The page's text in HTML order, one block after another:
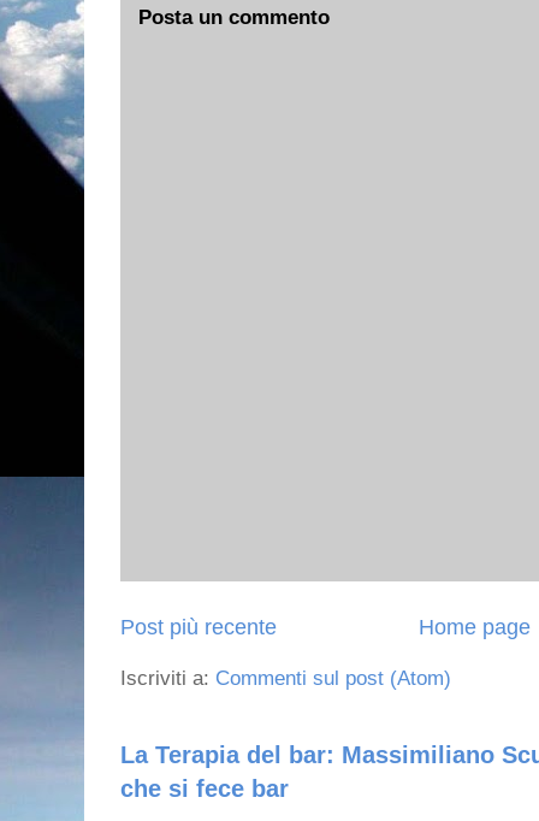
Posta un commento
Post più recente Home page
Iscriviti a: Commenti sul post (Atom)
La Terapia del bar: Massimiliano
che si fece bar